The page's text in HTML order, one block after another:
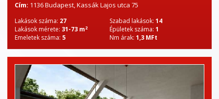
Cím: 1136 Budapest, Kassák Lajos utca 75
Lakások száma: 27 Szabad lakások: 14
Lakások mérete: 31-73 m2 Épületek száma: 1
Emeletek száma: 5 Nm árak: 1,3 MFt